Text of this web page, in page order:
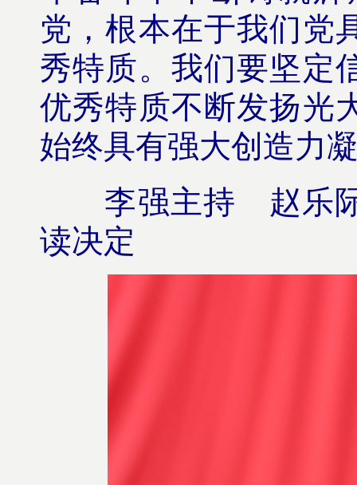
党，根本在于我们党
秀特质。我们要坚定
优秀特质不断发扬光
始终具有强大创造力
李强主持 赵乐
读决定